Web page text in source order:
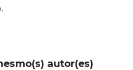
autor(es)